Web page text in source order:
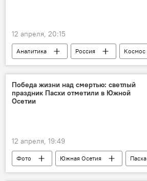
12 апреля, 20:15
Аналитика Россия
Космос
Юрий Гагарин
День космонавтики
США
Победа жизни над смертью: светлый
праздник Пасхи отметили в Южной
Осетии
12 апреля, 19:49
Фото Южная Осетия
Пасха
Религия